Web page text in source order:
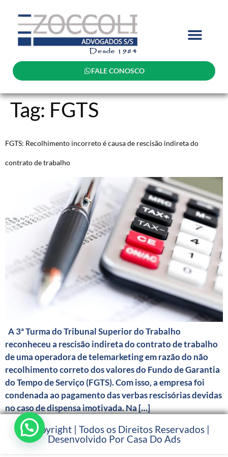
FALE CONOSCO
Tag: FGTS
FGTS: Recolhimento incorreto é causa de rescisão indireta do
contrato de trabalho
A 3ª Turma do Tribunal Superior do Trabalho
reconheceu a rescisão indireta do contrato de trabalho
de uma operadora de telemarketing em razão do não
recolhimento correto dos valores do Fundo de Garantia
do Tempo de Serviço (FGTS). Com isso, a empresa foi
condenada ao pagamento das verbas rescisórias devidas
no caso de dispensa imotivada. Na […]
© Copyright | Todos os Direitos Reservados |
Desenvolvido Por Casa Do Ads